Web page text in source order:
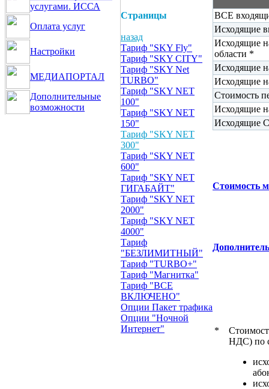
услугами. ИССА
Оплата услуг
Настройки
МЕДИАПОРТАЛ
Дополнительные
возможности
Страницы
назад
Тариф "SKY Fly"
Тариф "SKY CITY"
Тариф "SKY Net
TURBO"
Тариф "SKY NET
100"
Тариф "SKY NET
150"
Тариф "SKY NET
300"
Тариф "SKY NET
600"
Тариф "SKY NET
ГИГАБАЙТ"
Тариф "SKY NET
2000"
Тариф "SKY NET
4000"
Тариф
"БЕЗЛИМИТНЫЙ"
Тариф "TURBO+"
Тариф "Магнитка"
Тариф "ВСЕ
ВКЛЮЧЕНО"
Опции Пакет трафика
Опции "Ночной
Интернет"
ВСЕ
Исходящие
Исходящие
области *
Исходящие
Исходящие
Стоимость
Исходящие
Исходящие
Стоимость
*
НДС) по